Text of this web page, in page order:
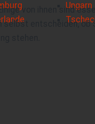
Ungarn
von ihnen sind
selbst entscheiden,
stehen.